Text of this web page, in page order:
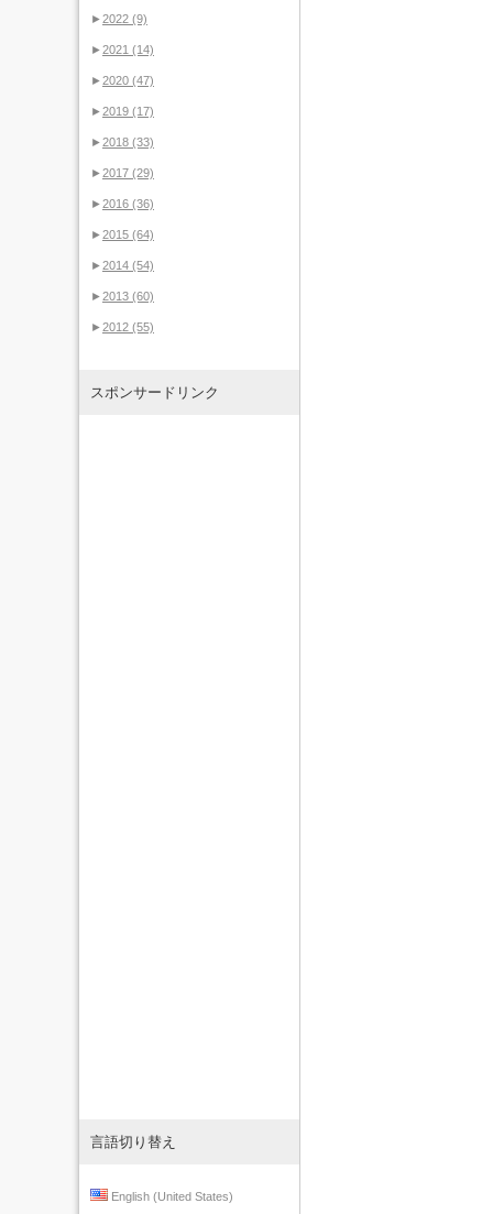
►2022 (9)
►2021 (14)
►2020 (47)
►2019 (17)
►2018 (33)
►2017 (29)
►2016 (36)
►2015 (64)
►2014 (54)
►2013 (60)
►2012 (55)
スポンサードリンク
言語切り替え
English (United States)